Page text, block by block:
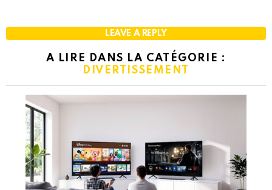
LEAVE A REPLY
A LIRE DANS LA CATÉGORIE :
DIVERTISSEMENT